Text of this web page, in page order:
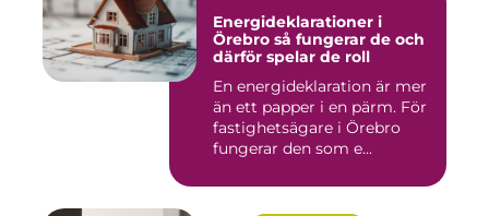
Energideklarationer i
Örebro så fungerar de och
därför spelar de roll
En energideklaration är mer
än ett papper i en pärm. För
fastighetsägare i Örebro
fungerar den som e...